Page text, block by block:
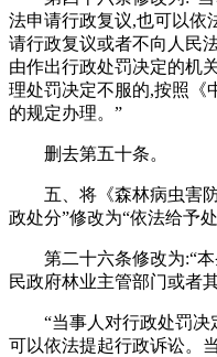
法申请行政复议,也可以依
请行政复议或者不向人民
由作出行政处罚决定的机
理处罚决定不服的,按照《
的规定办理。”
删去第五十条。
五、将《森林病虫害
政处分”修改为“依法给予处
第二十六条修改为:“
民政府林业主管部门或者
“当事人对行政处罚
可以依法提起行政诉讼。